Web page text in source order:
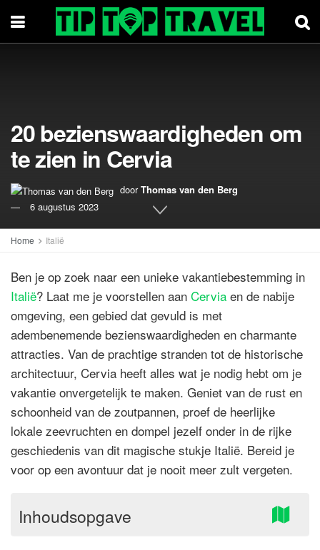
20 bezienswaardigheden om
te zien in Cervia
door Thomas van den Berg
6 augustus 2023
Home Italië
Ben je op zoek naar een unieke vakantiebestemming in
Italië? Laat me je voorstellen aan Cervia en de nabije
omgeving, een gebied dat gevuld is met
adembenemende bezienswaardigheden en charmante
attracties. Van de prachtige stranden tot de historische
architectuur, Cervia heeft alles wat je nodig hebt om je
vakantie onvergetelijk te maken. Geniet van de rust en
schoonheid van de zoutpannen, proef de heerlijke
lokale zeevruchten en dompel jezelf onder in de rijke
geschiedenis van dit magische stukje Italië. Bereid je
voor op een avontuur dat je nooit meer zult vergeten.
Inhoudsopgave